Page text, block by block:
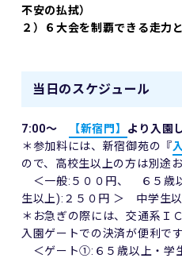
不安の払拭）
２）６大会を制覇できる走力
当日のスケジュール
7:00～ 【新宿門】 より入園
＊参加料には、新宿御苑の『
ので、高校生以上の方は別途
＜一般:５００円、 ６５歳
生以上):２５０円 ＞ 中学生
＊お急ぎの際には、交通系Ｉ
入園ゲートでの決済が便利です
＜ゲート①:６５歳以上・